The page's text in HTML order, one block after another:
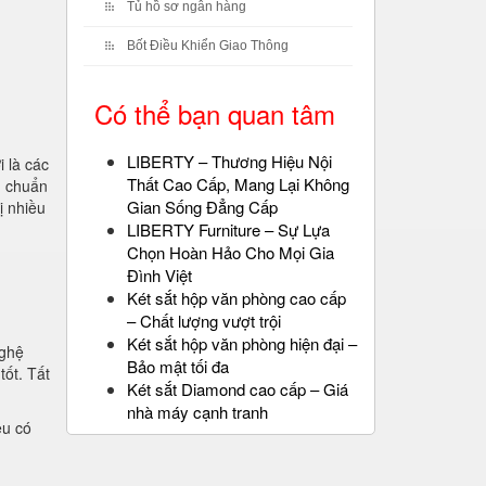
là các
nhiều
Tất
có
Tủ hồ sơ ngân hàng
Bốt Điều Khiển Giao Thông
Có thể bạn quan tâm
LIBERTY – Thương Hiệu Nội
Thất Cao Cấp, Mang Lại Không
Gian Sống Đẳng Cấp
LIBERTY Furniture – Sự Lựa
Chọn Hoàn Hảo Cho Mọi Gia
Đình Việt
Két sắt hộp văn phòng cao cấp
– Chất lượng vượt trội
Két sắt hộp văn phòng hiện đại –
Bảo mật tối đa
Két sắt Diamond cao cấp – Giá
nhà máy cạnh tranh